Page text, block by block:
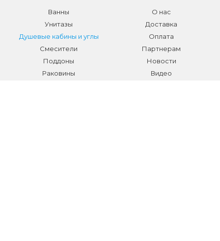
Ванны
Унитазы
Душевые кабины и углы
Смесители
Поддоны
Раковины
О нас
Доставка
Оплата
Партнерам
Новости
Видео